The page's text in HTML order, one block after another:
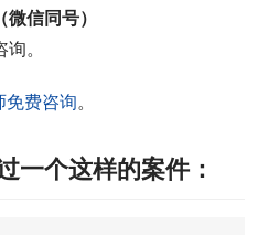
（微信同号）
。
免费咨询。
一个这样的案件：